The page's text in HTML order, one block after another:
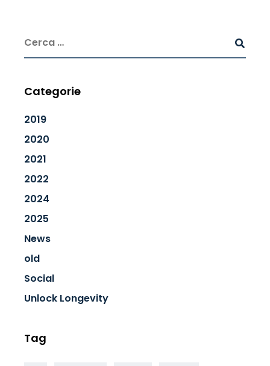
Categorie
2019
2020
2021
2022
2024
2025
News
old
Social
Unlock Longevity
Tag